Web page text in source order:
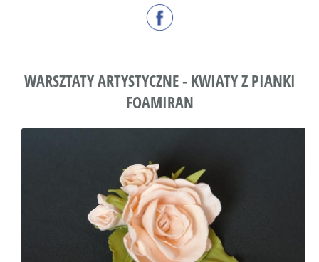
WARSZTATY ARTYSTYCZNE - KWIATY Z PIANKI
FOAMIRAN